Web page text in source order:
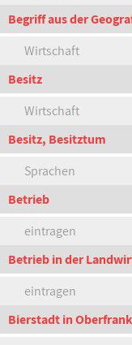
Begriff aus der
Wirtschaft
Besitz
Wirtschaft
Besitz, Besitztum
Sprachen
Betrieb
eintragen
Betrieb in der
eintragen
Bierstadt in